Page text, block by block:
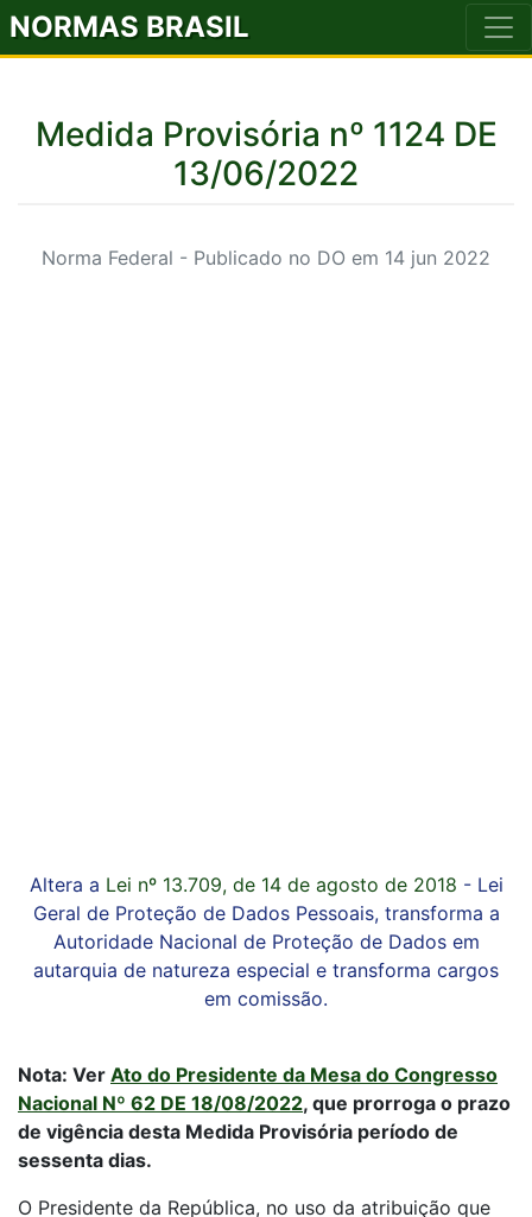
NORMAS BRASIL
Medida Provisória nº 1124 DE
13/06/2022
Norma Federal - Publicado no DO em 14 jun 2022
Altera a Lei nº 13.709, de 14 de agosto de 2018 - Lei
Geral de Proteção de Dados Pessoais, transforma a
Autoridade Nacional de Proteção de Dados em
autarquia de natureza especial e transforma cargos
em comissão.
Nota: Ver Ato do Presidente da Mesa do Congresso
Nacional Nº 62 DE 18/08/2022, que prorroga o prazo
de vigência desta Medida Provisória período de
sessenta dias.
O Presidente da República, no uso da atribuição que